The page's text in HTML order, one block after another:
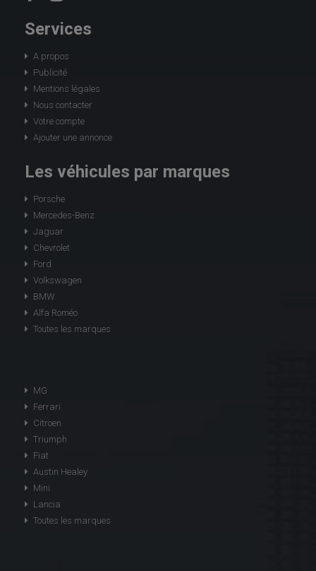
Services
A propos
Publicité
Mentions légales
Nous contacter
Votre compte
Ajouter une annonce
Les véhicules par marques
Porsche
Mercedes-Benz
Jaguar
Chevrolet
Ford
Volkswagen
BMW
Alfa Roméo
Toutes les marques
MG
Ferrari
Citroen
Triumph
Fiat
Austin Healey
Mini
Lancia
Toutes les marques